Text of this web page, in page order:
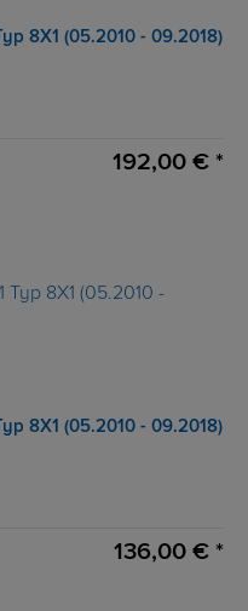
8X1 (05.2010 - 09.2018)
192,00 € *
8X1 (05.2010 - 09.2018)
136,00 € *